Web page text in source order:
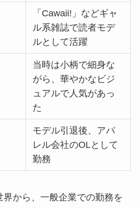
「Cawaii!」などギャ
ル系雑誌で読者モデ
ルとして活躍
当時は小柄で細身な
がら、華やかなビジ
ュアルで人気があっ
た
モデル引退後、アパ
レル会社のOLとして
勤務
から、一般企業での勤務を